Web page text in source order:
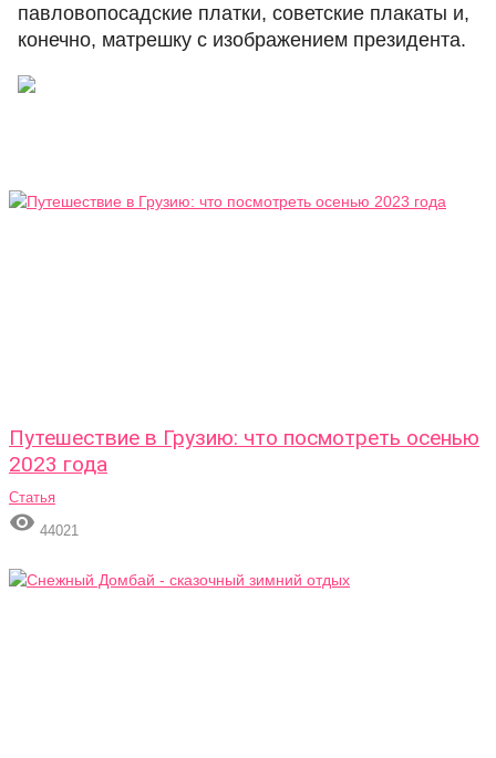
павловопосадские платки, советские плакаты и,
конечно, матрешку с изображением президента.
Путешествие в Грузию: что посмотреть осенью
2023 года
Статья
 44021